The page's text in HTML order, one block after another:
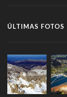
ÚLTIMAS FOTOS